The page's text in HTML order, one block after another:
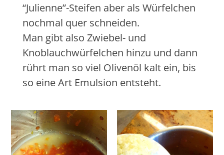
“Julienne”-Steifen aber als Würfelchen
nochmal quer schneiden.
Man gibt also Zwiebel- und
Knoblauchwürfelchen hinzu und dann
rührt man so viel Olivenöl kalt ein, bis
so eine Art Emulsion entsteht.